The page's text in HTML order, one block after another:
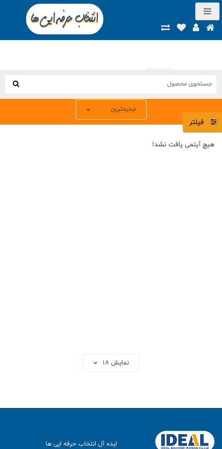
فیلتر
هیچ آیتمی یافت نشد!
ایده آل انتخاب حرفه ایی ها